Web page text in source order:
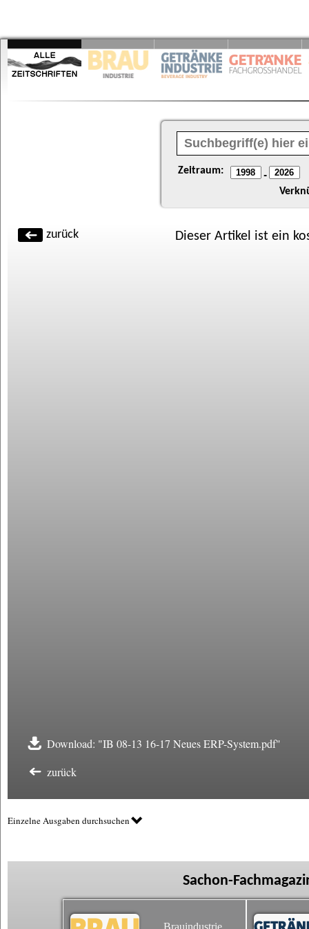
Zeitraum: -
zurück Dieser Artikel ist ein
Download: "IB 08-13 16-17 Neues ERP-System.pdf"
zurück
Einzelne Ausgaben durchsuchen
Sachon-
Brauindustrie